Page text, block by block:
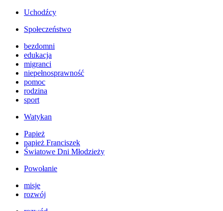
Uchodźcy
Społeczeństwo
bezdomni
edukacja
migranci
niepełnosprawność
pomoc
rodzina
sport
Watykan
Papież
papież Franciszek
Światowe Dni Młodzieży
Powołanie
misje
rozwój